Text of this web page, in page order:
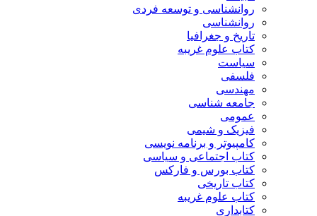
روانشناسی و توسعه فردی
روانشناسی
تاریخ و جغرافیا
کتاب علوم غریبه
سیاست
فلسفی
مهندسی
جامعه شناسی
عمومی
فیزیک و شیمی
کامپیوتر و برنامه نویسی
کتاب اجتماعی و سیاسی
کتاب بورس و فارکس
کتاب تاریخی
کتاب علوم غریبه
کتابداری